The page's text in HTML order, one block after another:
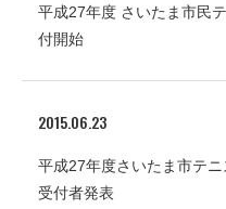
平成27年度 さいたま市民
付開始
2015.06.23
平成27年度さいたま市テ
受付者発表